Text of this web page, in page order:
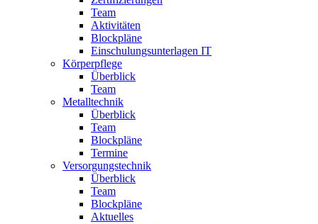
Team
Aktivitäten
Blockpläne
Einschulungsunterlagen IT
Körperpflege
Überblick
Team
Metalltechnik
Überblick
Team
Blockpläne
Termine
Versorgungstechnik
Überblick
Team
Blockpläne
Aktuelles